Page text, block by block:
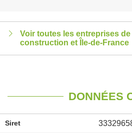
Voir toutes les entreprises
construction et Île-de-France
DONNÉES
Siret